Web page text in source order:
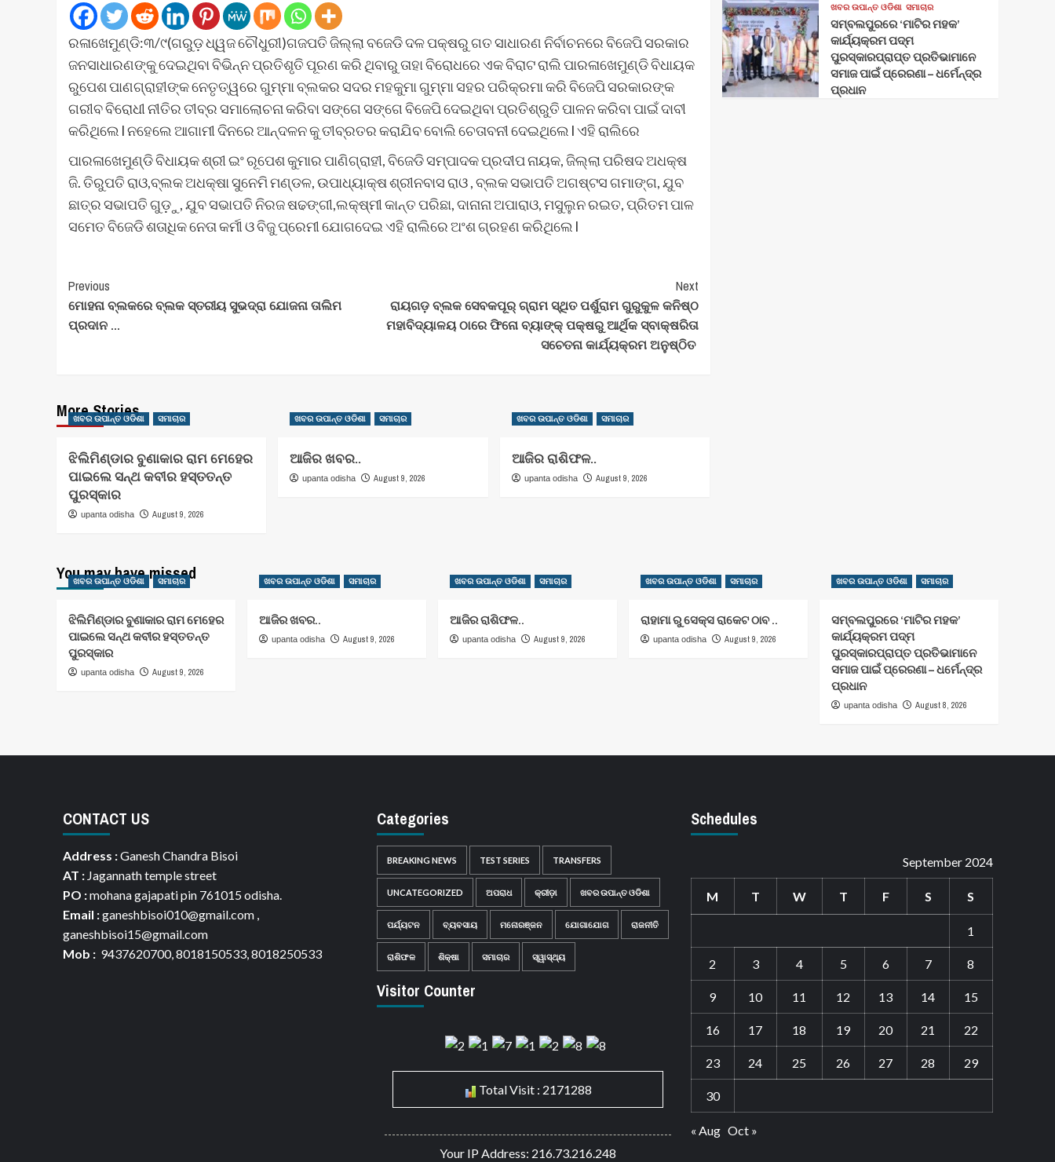
ରଳାଖେମୁଣ୍ଡି:୩/୯(ଗରୁଡ଼ ଧ୍ୱଜ ଚୌଧୁରୀ)ଗଜପତି ଜିଲ୍ଲା ବଜେଡି ଦଳ ପକ୍ଷରୁ ଗତ ସାଧାରଣ ନିର୍ବାଚନରେ ବିଜେପି ସରକାର
ଜନସାଧାରଣଙ୍କୁ ଦେଇଥିବା ବିଭିନ୍ନ ପ୍ରତିଶୃତି ପୂରଣ କରି ଥିବାରୁ ତାହା ବିରୋଧରେ ଏକ ବିରାଟ ରାଲି ପାରଳାଖେମୁଣ୍ଡି ବିଧାୟକ
ରୁପେଶ ପାଣଗ୍ରାହୀଙ୍କ ନେତୃତ୍ୱରେ ଗୁମ୍ମା ବ୍ଲକର ସଦର ମହକୁମା ଗୁମ୍ମା ସହର ପରିକ୍ରମା କରି ବିଜେପି ସରକାରଙ୍କ
ଗରୀବ ବିରୋଧୀ ନୀତିର ତୀବ୍ର ସମାଲୋଚନା କରିବା ସଙ୍ଗେ ସଙ୍ଗେ ବିଜେପି ଦେଇଥିବା ପ୍ରତିଶ୍ରୁତି ପାଳନ କରିବା ପାଇଁ ଦାବୀ
କରିଥିଲେ l ନହେଲେ ଆଗାମୀ ଦିନରେ ଆନ୍ଦଳନ କୁ ତୀବ୍ରତର କରାଯିବ ବୋଲି ଚେତାବନୀ ଦେଇଥିଲେ l ଏହି ରାଲିରେ
ପାରଳାଖେମୁଣ୍ଡି ବିଧାୟକ ଶ୍ରୀ ଇଂ ରୂପେଶ କୁମାର ପାଣିଗ୍ରାହୀ, ବିଜେଡି ସମ୍ପାଦକ ପ୍ରଦୀପ ନାୟକ, ଜିଲ୍ଲା ପରିଷଦ ଅଧକ୍ଷ
ଜି. ତିରୁପତି ରାଓ,ବ୍ଲକ ଅଧକ୍ଷା ସୁନେମି ମଣ୍ଡଳ, ଉପାଧ୍ୟାକ୍ଷ ଶ୍ରୀନବାସ ରାଓ , ବ୍ଲକ ସଭାପତି ଅଗଷ୍ଟସ ଗମାଙ୍ଗ, ଯୁବ
ଛାତ୍ର ସଭାପତି ଗୁଡ଼ୁ, ଯୁବ ସଭାପତି ନିରଜ ଷଢଙ୍ଗୀ,ଲକ୍ଷ୍ମୀ କାନ୍ତ ପରିଛା, ଦାନାନା ଅପାରାଓ, ମସୁଲୁନ ରଇତ, ପ୍ରିତମ ପାଳ
ସମେତ ବିଜେଡି ଶତାଧିକ ନେତା କର୍ମୀ ଓ ବିଜୁ ପ୍ରେମୀ ଯୋଗଦେଇ ଏହି ରାଲିରେ ଅଂଶ ଗ୍ରହଣ କରିଥିଲେ l
Post
Navigation
Previous
ମୋହନା ବ୍ଲକରେ ବ୍ଲକ ସ୍ତରୀୟ ସୁଭଦ୍ରା ଯୋଜନା ତାଲିମ
ପ୍ରଦାନ …
Next
ରାୟଗଡ଼ ବ୍ଲକ ସେବକପୂର୍ ଗ୍ରାମ ସ୍ଥିତ ପର୍ଶୁରାମ ଗୁରୁକୁଳ କନିଷ୍ଠ
ମହାବିଦ୍ୟାଳୟ ଠାରେ ଫିନୋ ବ୍ୟାଙ୍କ୍ ପକ୍ଷରୁ ଆର୍ଥିକ ସ୍ବାକ୍ଷରିତା
ସଚେତନା କାର୍ଯ୍ୟକ୍ରମ ଅନୁଷ୍ଠିତ
More Stories
ଖବର ଉପାନ୍ତ ଓଡିଶା ସମାଚାର
ଝିଲିମିଣ୍ଡାର ବୁଣାକାର ରାମ ମେହେର
ପାଇଲେ ସନ୍ଥ କବୀର ହସ୍ତତନ୍ତ
ପୁରସ୍କାର
upanta odisha August 9, 2026
ଖବର ଉପାନ୍ତ ଓଡିଶା ସମାଚାର
ଆଜିର ଖବର..
upanta odisha August 9, 2026
ଖବର ଉପାନ୍ତ ଓଡିଶା ସମାଚାର
ଆଜିର ରାଶିଫଳ..
upanta odisha August 9, 2026
ଖବର ଉପାନ୍ତ ଓଡିଶା ସମାଚାର
ସମ୍ବଲପୁରରେ ‘ମାଟିର ମହକ’
କାର୍ଯ୍ୟକ୍ରମ ପଦ୍ମ
ପୁରସ୍କାରପ୍ରାପ୍ତ ପ୍ରତିଭାମାନେ
ସମାଜ ପାଇଁ ପ୍ରେରଣା – ଧର୍ମେନ୍ଦ୍ର
ପ୍ରଧାନ
You may have missed
ଖବର ଉପାନ୍ତ ଓଡିଶା ସମାଚାର
ଝିଲିମିଣ୍ଡାର ବୁଣାକାର ରାମ ମେହେର
ପାଇଲେ ସନ୍ଥ କବୀର ହସ୍ତତନ୍ତ
ପୁରସ୍କାର
upanta odisha August 9, 2026
ଖବର ଉପାନ୍ତ ଓଡିଶା ସମାଚାର
ଆଜିର ଖବର..
upanta odisha August 9, 2026
ଖବର ଉପାନ୍ତ ଓଡିଶା ସମାଚାର
ଆଜିର ରାଶିଫଳ..
upanta odisha August 9, 2026
ଖବର ଉପାନ୍ତ ଓଡିଶା ସମାଚାର
ରାହାମା ରୁ ସେକ୍ସ ରାକେଟ ଠାବ ..
upanta odisha August 9, 2026
ଖବର ଉପାନ୍ତ ଓଡିଶା ସମାଚାର
ସମ୍ବଲପୁରରେ ‘ମାଟିର ମହକ’
କାର୍ଯ୍ୟକ୍ରମ ପଦ୍ମ
ପୁରସ୍କାରପ୍ରାପ୍ତ ପ୍ରତିଭାମାନେ
ସମାଜ ପାଇଁ ପ୍ରେରଣା – ଧର୍ମେନ୍ଦ୍ର
ପ୍ରଧାନ
upanta odisha August 8, 2026
CONTACT US
Address :Ganesh Chandra Bisoi
AT :Jagannath temple street
PO :mohana gajapati pin 761015 odisha.
Email :ganeshbisoi010@gmail.com ,
ganeshbisoi15@gmail.com
Mob :9437620700, 8018150533, 8018250533
Categories
BREAKING NEWS TEST SERIES TRANSFERS
UNCATEGORIZED ଅପରାଧ କ୍ରୀଡ଼ା ଖବର ଉପାନ୍ତ ଓଡିଶା
ପର୍ଯ୍ୟଟନ ବ୍ୟବସାୟ ମନୋରଞ୍ଜନ ଯୋଗାଯୋଗ ରାଜନୀତି
ରାଶିଫଳ ଶିକ୍ଷା ସମାଚାର ସ୍ୱାସ୍ଥ୍ୟ
Visitor Counter
Total Visit : 2171288
Your IP Address: 216.73.216.248
Schedules
September 2024
M T W T F S S
1
2 3 4 5 6 7 8
9 10 11 12 13 14 15
16 17 18 19 20 21 22
23 24 25 26 27 28 29
30
« Aug Oct »